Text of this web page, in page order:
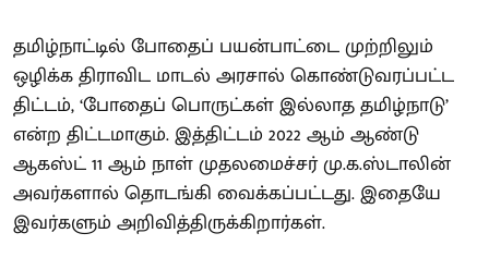
தமிழ்நாட்டில் போதைப் பயன்பாட்டை முற்றிலும்
ஒழிக்க திராவிட மாடல் அரசால் கொண்டுவரப்பட்ட
திட்டம், ‘போதைப் பொருட்கள் இல்லாத தமிழ்நாடு’
என்ற திட்டமாகும். இத்திட்டம் 2022 ஆம் ஆண்டு
ஆகஸ்ட் 11 ஆம் நாள் முதலமைச்சர் மு.க.ஸ்டாலின்
அவர்களால் தொடங்கி வைக்கப்பட்டது. இதையே
இவர்களும் அறிவித்திருக்கிறார்கள்.